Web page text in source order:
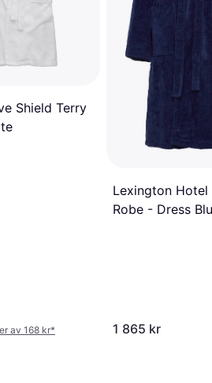
Shield Terry
av 168 kr*
Lexington Hotel
Robe - Dress
1 865 kr